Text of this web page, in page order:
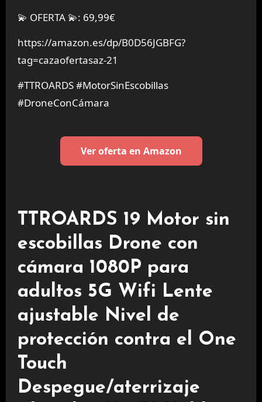
💫 OFERTA 💫: 69,99€
https://amazon.es/dp/B0D56JGBFG?
tag=cazaofertasaz-21
#TTROARDS #MotorSinEscobillas
#DroneConCámara
Ver oferta en Amazon
TTROARDS 19 Motor sin
escobillas Drone con
cámara 1080P para
adultos 5G Wifi Lente
ajustable Nivel de
protección contra el One
Touch
Despegue/aterrizaje